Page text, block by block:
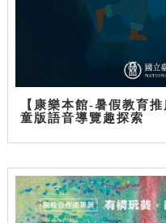
【康樂本館-暑假教育
童版語音導覽趣探索